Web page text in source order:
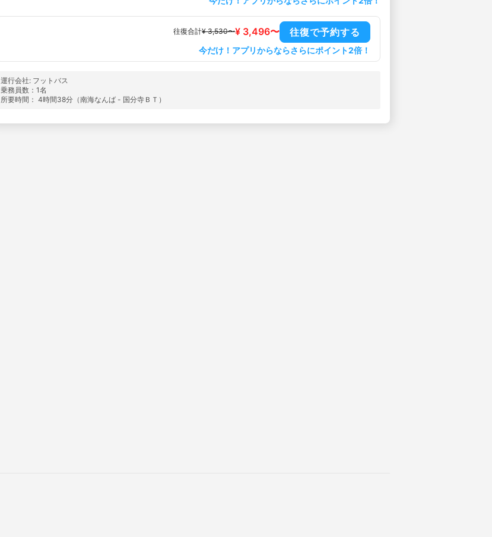
往復合計¥ 3,530〜¥ 3,496〜 往復で予約する
今だけ！アプリからならさらにポイント2倍！
運行会社: フットバス
乗務員数：1名
所要時間： 4時間38分（南海なんば - 国分寺ＢＴ）